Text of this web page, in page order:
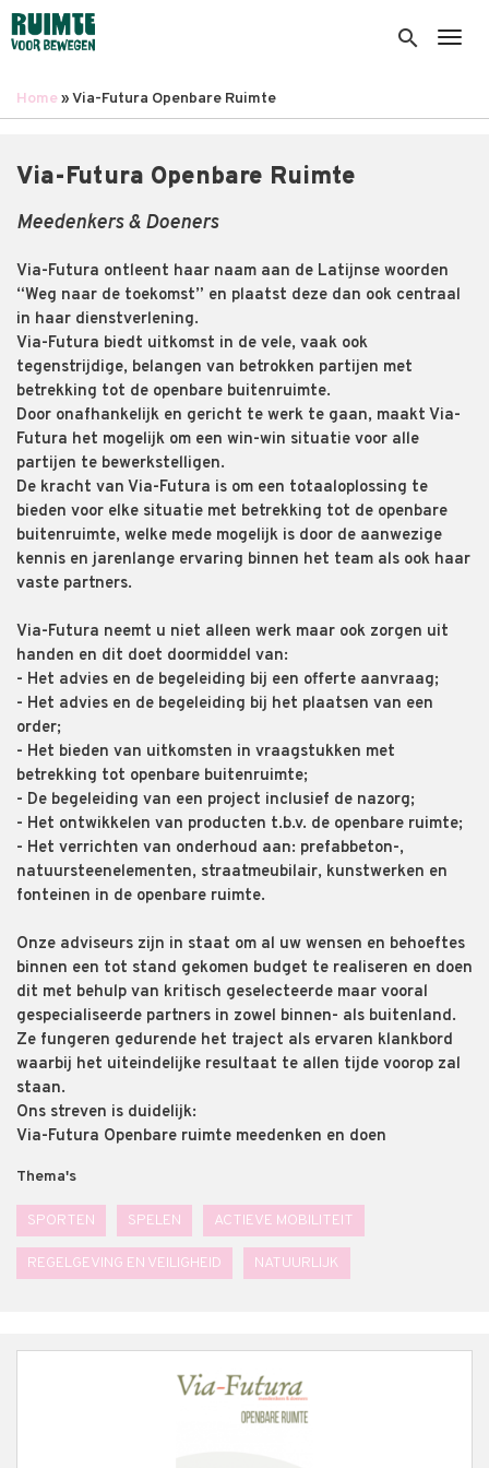
Overslaan
en
inhoud
search
Home Via-Futura Openbare Ruimte
Via-Futura Openbare Ruimte
Meedenkers & Doeners
Via-Futura ontleent haar naam aan de Latijnse woorden
“Weg naar de toekomst” en plaatst deze dan ook centraal
in haar dienstverlening.
Via-Futura biedt uitkomst in de vele, vaak ook
tegenstrijdige, belangen van betrokken partijen met
betrekking tot de openbare buitenruimte.
Door onafhankelijk en gericht te werk te gaan, maakt Via-
Futura het mogelijk om een win-win situatie voor alle
partijen te bewerkstelligen.
De kracht van Via-Futura is om een totaaloplossing te
bieden voor elke situatie met betrekking tot de openbare
buitenruimte, welke mede mogelijk is door de aanwezige
kennis en jarenlange ervaring binnen het team als ook haar
vaste partners.
Via-Futura neemt u niet alleen werk maar ook zorgen uit
handen en dit doet doormiddel van:
- Het advies en de begeleiding bij een offerte aanvraag;
- Het advies en de begeleiding bij het plaatsen van een
order;
- Het bieden van uitkomsten in vraagstukken met
betrekking tot openbare buitenruimte;
- De begeleiding van een project inclusief de nazorg;
- Het ontwikkelen van producten t.b.v. de openbare ruimte;
- Het verrichten van onderhoud aan: prefabbeton-,
natuursteenelementen, straatmeubilair, kunstwerken en
fonteinen in de openbare ruimte.
Onze adviseurs zijn in staat om al uw wensen en behoeftes
binnen een tot stand gekomen budget te realiseren en doen
dit met behulp van kritisch geselecteerde maar vooral
gespecialiseerde partners in zowel binnen- als buitenland.
Ze fungeren gedurende het traject als ervaren klankbord
waarbij het uiteindelijke resultaat te allen tijde voorop zal
staan.
Ons streven is duidelijk:
Via-Futura Openbare ruimte meedenken en doen
Thema's
SPORTEN SPELEN ACTIEVE MOBILITEIT
REGELGEVING EN VEILIGHEID NATUURLIJK